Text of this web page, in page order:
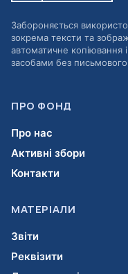
Забороняється
зокрема тексти та
автоматичне копіювання
засобами без
ПРО ФОНД
Про нас
Активні збори
Контакти
МАТЕРІАЛИ
Звіти
Реквізити